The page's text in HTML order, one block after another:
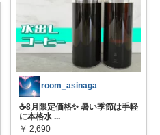
room_asinaga
☕️8月限定価格✨ 暑い季節は手軽
に本格水 ...
￥ 2,690